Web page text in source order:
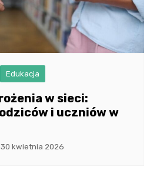
Edukacja
w sieci:
i uczniów w
30 kwietnia 2026